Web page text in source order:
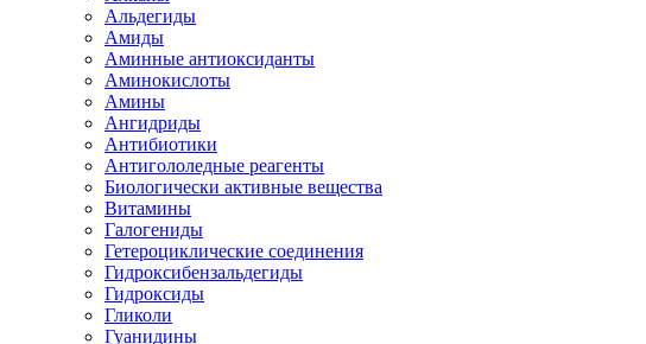
Альдегиды
Амиды
Аминные антиоксиданты
Аминокислоты
Амины
Ангидриды
Антибиотики
Антигололедные реагенты
Биологически активные вещества
Витамины
Галогениды
Гетероциклические соединения
Гидроксибензальдегиды
Гидроксиды
Гликоли
Гуанидины